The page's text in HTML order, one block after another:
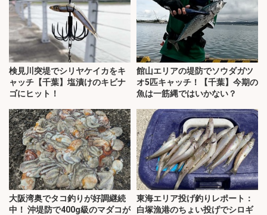
検見川突堤でシリヤケイカをキ
ャッチ【千葉】塩漬けのキビナ
ゴにヒット！
館山エリアの堤防でソウダガツ
オ5匹キャッチ！【千葉】今期の
魚は一筋縄ではいかない？
大阪湾奥でタコ釣りが好調継続
中！ 沖堤防で400g級のマダコが
東海エリア投げ釣りレポート：
白塚漁港のちょい投げでシロギ